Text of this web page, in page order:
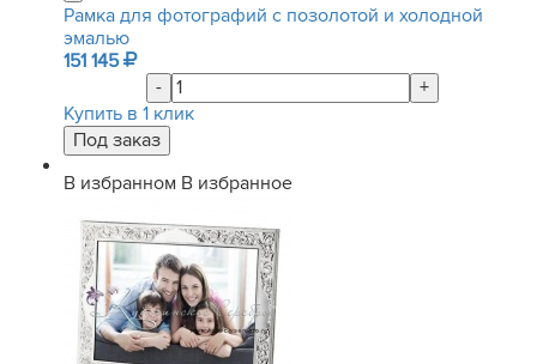
Рамка для фотографий с позолотой и холодной
эмалью
151 145
-
+
Купить в 1 клик
В избранном В избранное